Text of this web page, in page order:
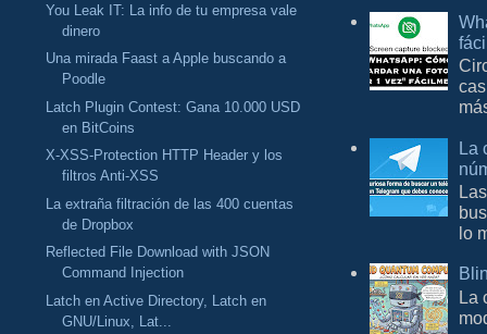
You Leak IT: La info de tu empresa vale
dinero
Una mirada Faast a Apple buscando a
Poodle
Latch Plugin Contest: Gana 10.000 USD
en BitCoins
X-XSS-Protection HTTP Header y los
filtros Anti-XSS
La extraña filtración de las 400 cuentas
de Dropbox
Reflected File Download with JSON
Command Injection
Latch en Active Directory, Latch en
GNU/Linux, Lat...
La
lo
La